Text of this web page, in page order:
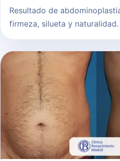
Resultado de
firmeza, silueta y naturalidad.